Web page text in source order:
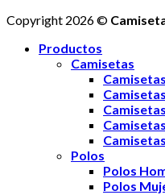
Copyright 2026 ©
Productos
Camisetas
Polos
Polos
Polos